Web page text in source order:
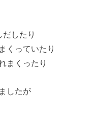
したり
くっていたり
まくったり
したが